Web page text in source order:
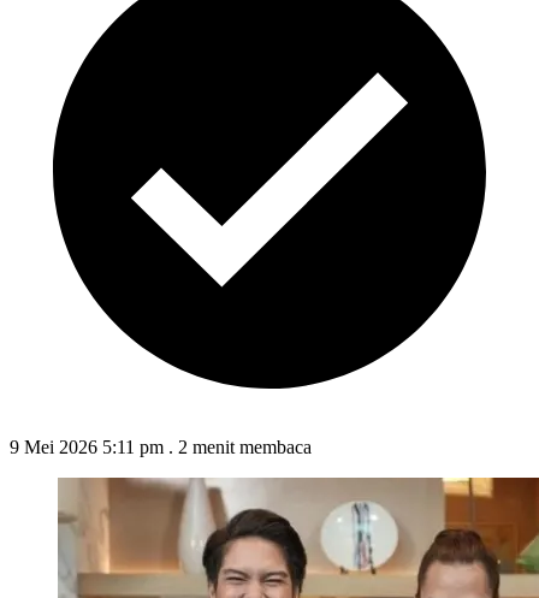
9 Mei 2026 5:11 pm . 2 menit membaca